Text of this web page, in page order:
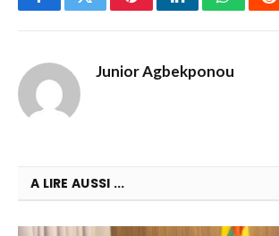
FacebookTwitterPinterestLinkedIn
Junior Agbekponou
A LIRE AUSSI ...